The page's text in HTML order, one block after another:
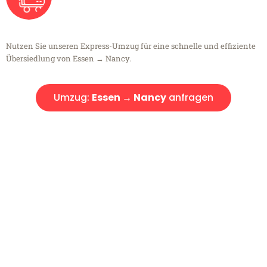
Nutzen Sie unseren Express-Umzug für eine schnelle und effiziente
Übersiedlung von Essen → Nancy.
Umzug: Essen → Nancy anfragen